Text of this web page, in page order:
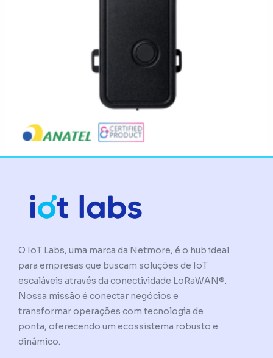
O IoT Labs, uma marca da Netmore, é o hub ideal
para empresas que buscam soluções de IoT
escaláveis através da conectividade LoRaWAN®.
Nossa missão é conectar negócios e
transformar operações com tecnologia de
ponta, oferecendo um ecossistema robusto e
dinâmico.